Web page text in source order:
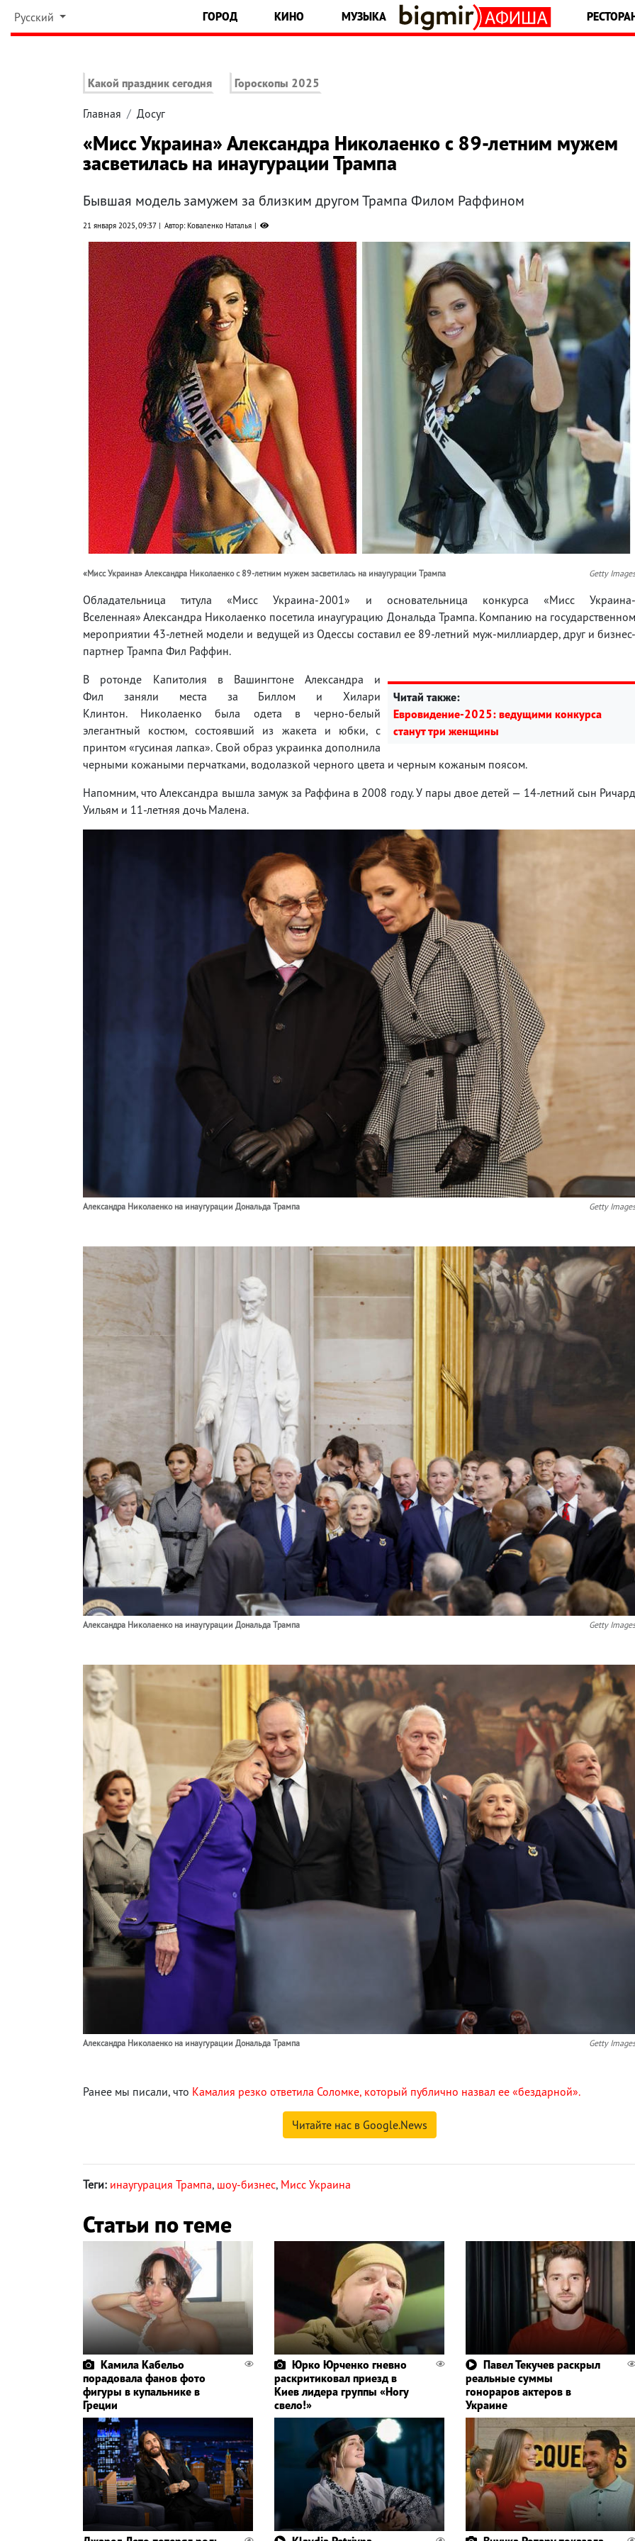
Русский ГОРОД КИНО МУЗЫКА
Какой праздник сегодня Гороскопы 2025
Главная Досуг
«Мисс Украина» Александра Николаенко с 89-летним мужем
засветилась на инаугурации Трампа
Бывшая модель замужем за близким другом Трампа Филом Раффином
21 января 2025, 09:37 Автор: Коваленко Наталья
«Мисс Украина» Александра Николаенко с 89-летним мужем засветилась на инаугурации Трампа Getty Images
Обладательница титула «Мисс Украина-2001» и основательница конкурса «Мисс Украина-
Вселенная» Александра Николаенко посетила инаугурацию Дональда Трампа. Компанию на государственном
мероприятии 43-летней модели и ведущей из Одессы составил ее 89-летний муж-миллиардер, друг и бизнес-
партнер Трампа Фил Раффин.
Читай также:
Евровидение-2025: ведущими конкурса
станут три женщины
В ротонде Капитолия в Вашингтоне Александра и
Фил заняли места за Биллом и Хилари
Клинтон. Николаенко была одета в черно-белый
элегантный костюм, состоявший из жакета и юбки, с
принтом «гусиная лапка». Свой образ украинка дополнила
черными кожаными перчатками, водолазкой черного цвета и черным кожаным поясом.
Напомним, что Александра вышла замуж за Раффина в 2008 году. У пары двое детей — 14-летний сын Ричард
Уильям и 11-летняя дочь Малена.
Александра Николаенко на инаугурации Дональда Трампа Getty Images
Александра Николаенко на инаугурации Дональда Трампа Getty Images
Александра Николаенко на инаугурации Дональда Трампа Getty Images
Ранее мы писали, что Камалия резко ответила Соломке, который публично назвал ее «бездарной».
Читайте нас в Google.News
Теги: инаугурация Трампа, шоу-бизнес, Мисс Украина
Статьи по теме
Камила Кабельо
порадовала фанов фото
фигуры в купальнике в
Греции
Юрко Юрченко гневно
раскритиковал приезд в
Киев лидера группы «Ногу
свело!»
Павел Текучев раскрыл
реальные суммы
гонораров актеров в
Украине